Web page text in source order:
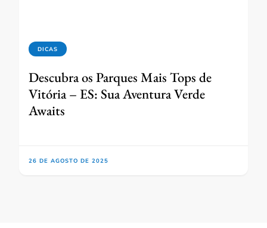
DICAS
Descubra os Parques Mais Tops de
Vitória – ES: Sua Aventura Verde
Awaits
26 DE AGOSTO DE 2025